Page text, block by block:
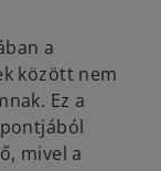
a
között nem
Ez a
mivel a